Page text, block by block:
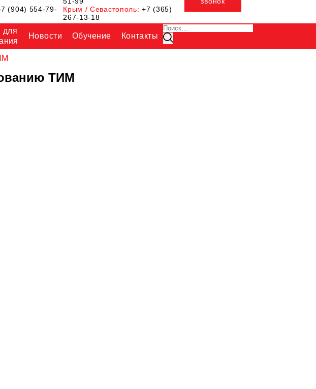
(904) 554-79-
Крым / Севастополь:+7 (365)
267-13-18
для
Новости Обучение Контакты
Искать:
Поиск
ТИМ